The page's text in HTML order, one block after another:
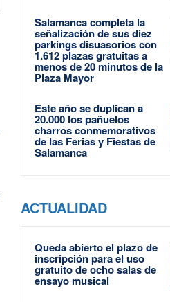
Salamanca completa la
señalización de sus diez
parkings disuasorios con
1.612 plazas gratuitas a
menos de 20 minutos de la
Plaza Mayor
Este año se duplican a
20.000 los pañuelos
charros conmemorativos
de las Ferias y Fiestas de
Salamanca
ACTUALIDAD
Queda abierto el plazo de
inscripción para el uso
gratuito de ocho salas de
ensayo musical